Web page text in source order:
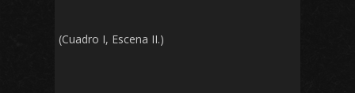
(Cuadro I, Escena II.)